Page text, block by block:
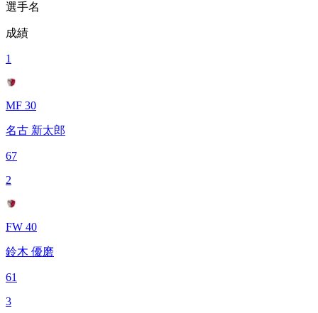
選手名
成績
1
MF 30
名古 新太郎
67
2
FW 40
鈴木 優磨
61
3